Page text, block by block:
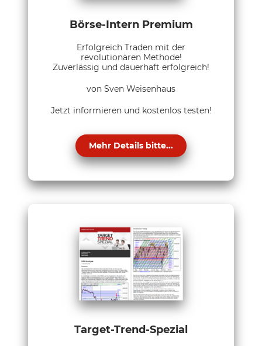
Börse-Intern Premium
Erfolgreich Traden mit der
revolutionären Methode!
Zuverlässig und dauerhaft erfolgreich!
von Sven Weisenhaus
Jetzt informieren und kostenlos testen!
Mehr Details bitte...
Target-Trend-Spezial